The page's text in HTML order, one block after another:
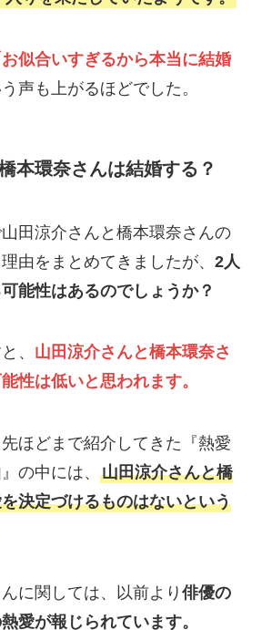
お似合いすぎるから本当に結婚
声も上がるほどでした。
本環奈さんは結婚する？
田涼介さんと橋本環奈さんの
由をまとめてきましたが、 2人
能性はあるのでしょうか？
、 山田涼介さんと橋本環奈さ
性は低いと思われます。
ほどまで紹介してきた『熱愛
の中には、
山田涼介さんと橋
決定づけるものはないという
に関しては、以前より 俳優の
愛が報じられています。